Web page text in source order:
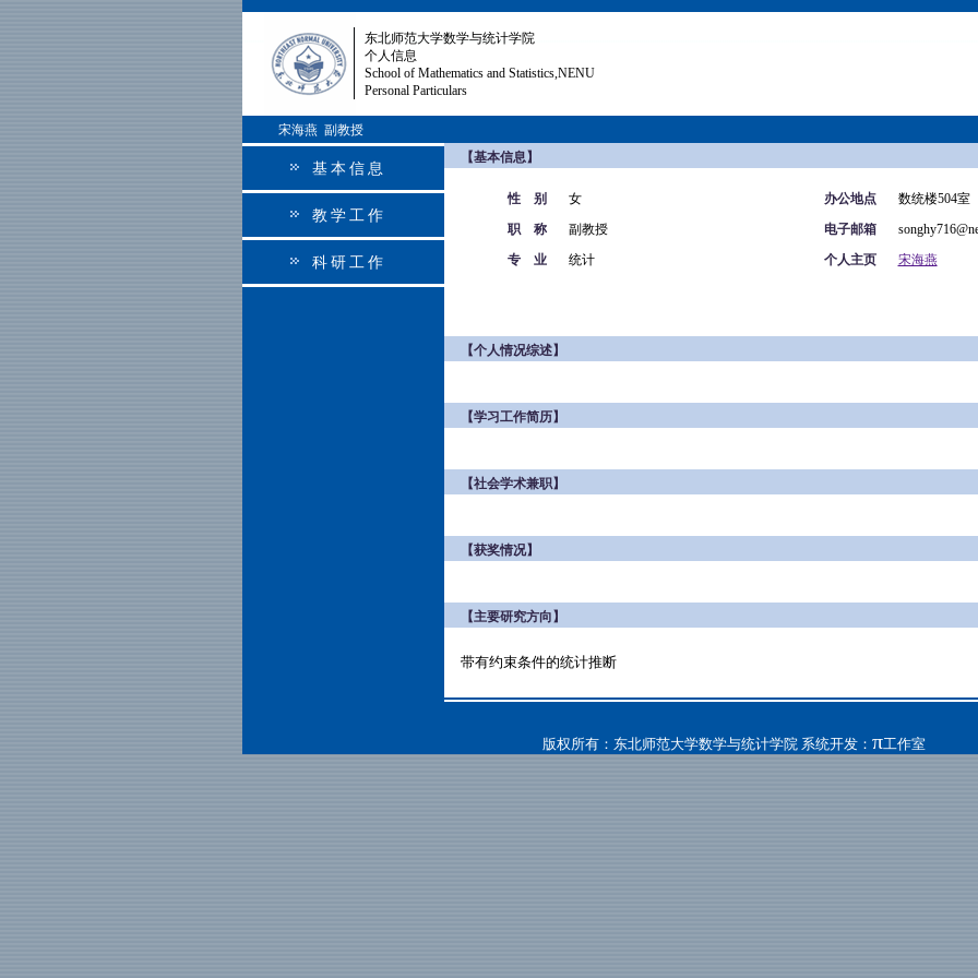
东北师范大学数学与统计学院
个人信息
School of Mathematics and Statistics,NENU
Personal Particulars
宋海燕 副教授
基本信息
教学工作
科研工作
【基本信息】
性 别 女 办公地点
数统楼504室
职 称
副教授 电子邮箱
专 业
统计 个人主页 宋海燕
【个人情况综述】
【学习工作简历】
【社会学术兼职】
【获奖情况】
【主要研究方向】
带有约束条件的统计推断
版权所有：东北师范大学数学与统计学院 系统开发： π工作室